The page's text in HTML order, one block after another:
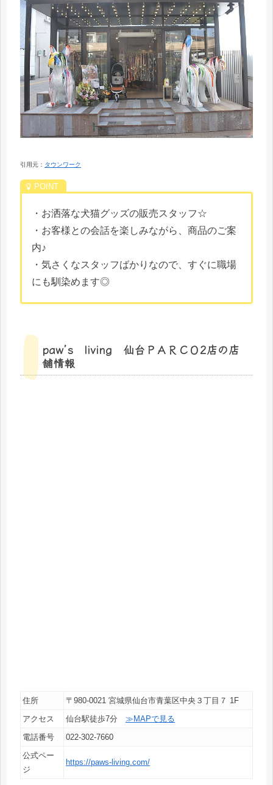
引用元： タウンワーク
・お洒落な犬猫グッズの販売スタッフ☆
・お客様との会話を楽しみながら、商品のご案
内♪
・気さくなスタッフばかりなので、すぐに職場
にも馴染めます◎
paw’s living 仙台ＰＡＲＣＯ2店の店
舗情報
住所
〒980-0021 宮城県仙台市青葉区中央３丁目７ 1F
アクセス
仙台駅徒歩7分 ≫MAPで見る
電話番号
022-302-7660
公式ペー
ジ
https://paws-living.com/